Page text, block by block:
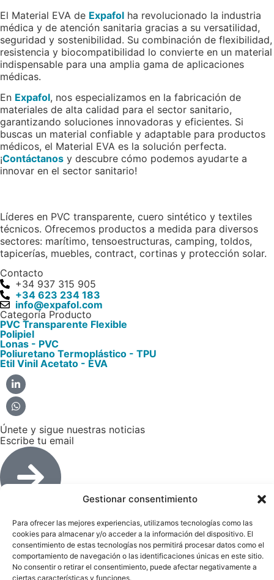
Gestionar consentimiento
Para ofrecer las mejores experiencias, utilizamos tecnologías como las
cookies para almacenar y/o acceder a la información del dispositivo. El
consentimiento de estas tecnologías nos permitirá procesar datos como el
comportamiento de navegación o las identificaciones únicas en este sitio.
No consentir o retirar el consentimiento, puede afectar negativamente a
ciertas características y funciones.
El Material EVA de Expafol ha revolucionado la industria
médica y de atención sanitaria gracias a su versatilidad,
seguridad y sostenibilidad. Su combinación de flexibilidad,
resistencia y biocompatibilidad lo convierte en un material
indispensable para una amplia gama de aplicaciones
médicas.
En Expafol, nos especializamos en la fabricación de
materiales de alta calidad para el sector sanitario,
garantizando soluciones innovadoras y eficientes. Si
buscas un material confiable y adaptable para productos
médicos, el Material EVA es la solución perfecta.
¡Contáctanos y descubre cómo podemos ayudarte a
innovar en el sector sanitario!
Líderes en PVC transparente, cuero sintético y textiles
técnicos. Ofrecemos productos a medida para diversos
sectores: marítimo, tensoestructuras, camping, toldos,
tapicerías, muebles, contract, cortinas y protección solar.
Contacto
+34 937 315 905
+34 623 234 183
info@expafol.com
Categoría Producto
PVC Transparente Flexible​
Polipiel​
Lonas - PVC​
Poliuretano Termoplástico - TPU​
Etil Vinil Acetato - EVA​
Únete y sigue nuestras noticias
Escribe tu email
Política Cookies
Con el soporte de: